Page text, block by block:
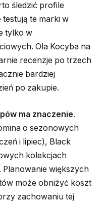
śledzić profile
te marki w
tylko w
Ola Kocyba na
recenzje po trzech
bardziej
po zakupie.
ma znaczenie.
o sezonowych
i lipiec), Black
kolekcjach
Planowanie większych
może obniżyć koszt
zachowaniu tej